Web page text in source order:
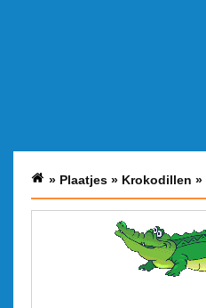
» Plaatjes » Krokodillen »